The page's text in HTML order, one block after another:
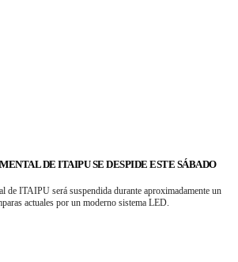
DE ITAIPU SE DESPIDE ESTE SÁBADO
de ITAIPU será suspendida durante aproximadamente un
actuales por un moderno sistema LED.